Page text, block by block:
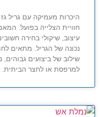
חוויית הצלייה בפועל.
עיצוב, שיקולי בחירה
נכונה של הגריל. מתאים
שילוב של ביצועים גבוהים,
למרפסת או לחצר הביתית.